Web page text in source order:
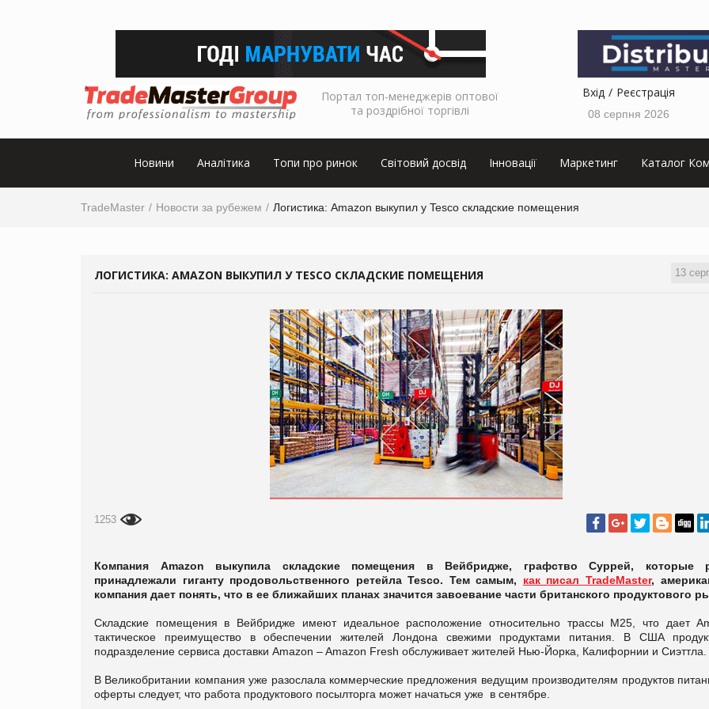
Портал топ-менеджерів оптової
та роздрібної торгівлі
Вхід Реєстрація
08 серпня 2026
Новини Аналітика Топи про ринок Світовий досвід Інновації Маркетинг Каталог
TradeMaster Новости за рубежем Логистика: Amazon выкупил у Tesco складские помещения
13
ЛОГИСТИКА: AMAZON ВЫКУПИЛ У TESCO СКЛАДСКИЕ ПОМЕЩЕНИЯ
1253
Компания Amazon выкупила складские помещения в Вейбридже, графство Суррей, которые
принадлежали гиганту продовольственного ретейла Tesco. Тем самым, как писал TradeMaster,
компания дает понять, что в ее ближайших планах значится завоевание части британского продуктового
Складские помещения в Вейбридже имеют идеальное расположение относительно трассы М25, что дает
тактическое преимущество в обеспечении жителей Лондона свежими продуктами питания. В США
подразделение сервиса доставки Amazon – Amazon Fresh обслуживает жителей Нью-Йорка, Калифорнии и Сиэттла.
В Великобритании компания уже разослала коммерческие предложения ведущим производителям продуктов
оферты следует, что работа продуктового посылторга может начаться уже в сентябре.